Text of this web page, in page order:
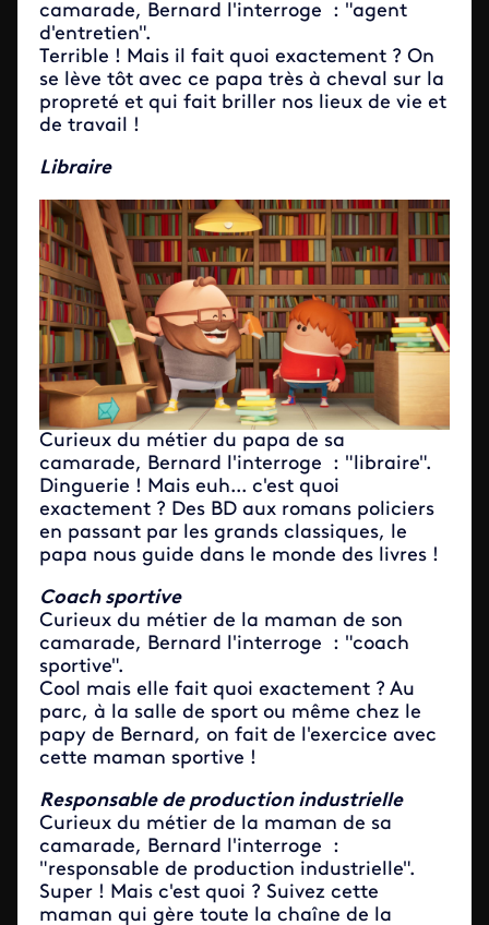
camarade, Bernard l'interroge : "agent
d'entretien".
Terrible ! Mais il fait quoi exactement ? On
se lève tôt avec ce papa très à cheval sur la
propreté et qui fait briller nos lieux de vie et
de travail !
Libraire
Curieux du métier du papa de sa
camarade, Bernard l'interroge : "libraire".
Dinguerie ! Mais euh... c'est quoi
exactement ? Des BD aux romans policiers
en passant par les grands classiques, le
papa nous guide dans le monde des livres !
Coach sportive
Curieux du métier de la maman de son
camarade, Bernard l'interroge : "coach
sportive".
Cool mais elle fait quoi exactement ? Au
parc, à la salle de sport ou même chez le
papy de Bernard, on fait de l'exercice avec
cette maman sportive !
Responsable de production industrielle
Curieux du métier de la maman de sa
camarade, Bernard l'interroge :
"responsable de production industrielle".
Super ! Mais c'est quoi ? Suivez cette
maman qui gère toute la chaîne de la